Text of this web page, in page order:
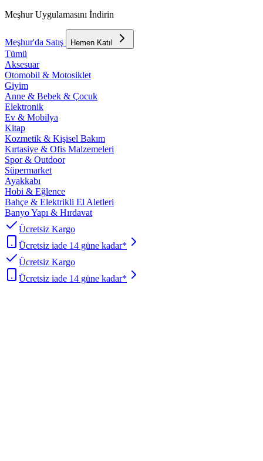
Meşhur Uygulamasını İndirin
Meşhur'da Satış Hemen Katıl
Tümü
Aksesuar
Otomobil & Motosiklet
Giyim
Anne & Bebek & Çocuk
Elektronik
Ev & Mobilya
Kitap
Kozmetik & Kişisel Bakım
Kırtasiye & Ofis Malzemeleri
Spor & Outdoor
Süpermarket
Ayakkabı
Hobi & Eğlence
Bahçe & Elektrikli El Aletleri
Banyo Yapı & Hırdavat
Ücretsiz Kargo
Ücretsiz iade 14 güne kadar*
Ücretsiz Kargo
Ücretsiz iade 14 güne kadar*